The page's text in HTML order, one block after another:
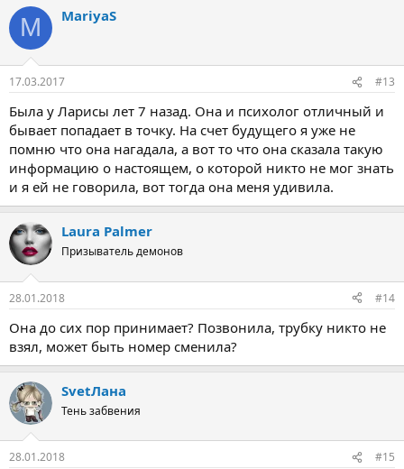
M MariyaS
17.03.2017 #13
Была у Ларисы лет 7 назад. Она и психолог отличный и
бывает попадает в точку. На счет будущего я уже не
помню что она нагадала, а вот то что она сказала такую
информацию о настоящем, о которой никто не мог знать
и я ей не говорила, вот тогда она меня удивила.
Laura Palmer
Призыватель демонов
28.01.2018 #14
Она до сих пор принимает? Позвонила, трубку никто не
взял, может быть номер сменила?
SvetЛана
Тень забвения
28.01.2018 #15